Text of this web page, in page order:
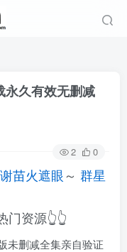
永久有效无删减
2 0
谢苗火遮眼～ 群星
门资源👆👆
未删减全集亲自验证